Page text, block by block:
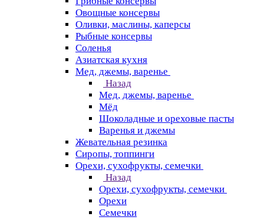
Овощные консервы
Оливки, маслины, каперсы
Рыбные консервы
Соленья
Азиатская кухня
Мед, джемы, варенье
Назад
Мед, джемы, варенье
Мёд
Шоколадные и ореховые пасты
Варенья и джемы
Жевательная резинка
Сиропы, топпинги
Орехи, сухофрукты, семечки
Назад
Орехи, сухофрукты, семечки
Орехи
Семечки